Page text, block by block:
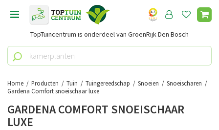
Home Producten Tuin Tuingereedschap Snoeien
Snoeischaren
Gardena Comfort snoeischaar luxe
TopTuincentrum is onderdeel van GroenRijk Den Bosch
GARDENA COMFORT SNOEISCHAAR
LUXE